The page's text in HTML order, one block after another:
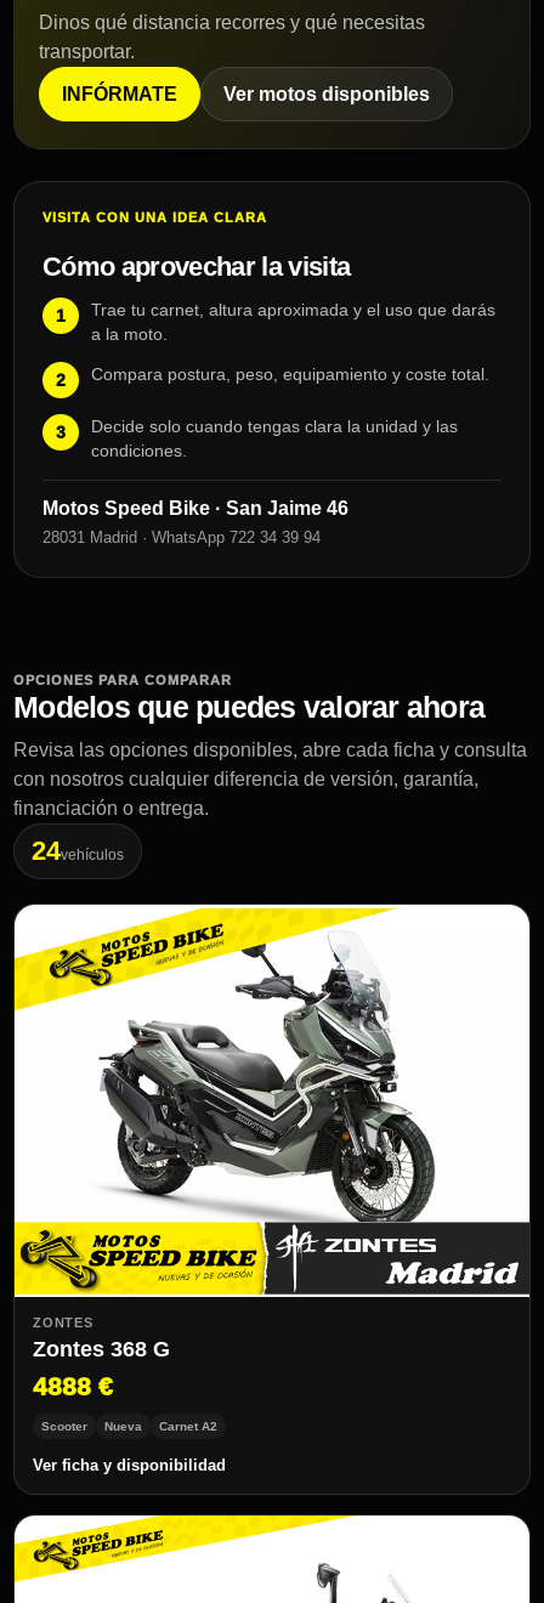
Dinos qué distancia recorres y qué necesitas
transportar.
INFÓRMATE Ver motos disponibles
VISITA CON UNA IDEA CLARA
Cómo aprovechar la visita
Trae tu carnet, altura aproximada y el uso que darás
a la moto.
Compara postura, peso, equipamiento y coste total.
Decide solo cuando tengas clara la unidad y las
condiciones.
Motos Speed Bike · San Jaime 46
28031 Madrid · WhatsApp 722 34 39 94
OPCIONES PARA COMPARAR
Modelos que puedes valorar ahora
Revisa las opciones disponibles, abre cada ficha y consulta
con nosotros cualquier diferencia de versión, garantía,
financiación o entrega.
24vehículos
ZONTES
Zontes 368 G
4888 €
Scooter Nueva Carnet A2
Ver ficha y disponibilidad